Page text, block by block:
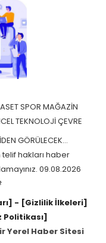
SPOR MAĞAZİN
TEKNOLOJİÇEVRE
GÖRÜLECEK…
hakları haber
09.08.2026
- [Gizlilik İlkeleri]
Yerel Haber Sitesi